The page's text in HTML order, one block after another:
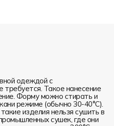
одеждой с
требуется. Такое нанесение
Форму можно стирать и
режиме (обычно 30-40°С).
изделия нельзя сушить в
сушек, где они